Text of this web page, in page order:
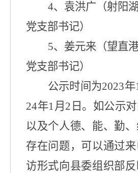
4、袁洪广（射阳
党支部书记）
5、姜元来（望直
党支部书记）
公示时间为2023年
24年1月 2 日。如公示
以及个人德、能、勤
存在问题，可以通过
访形式向县委组织部